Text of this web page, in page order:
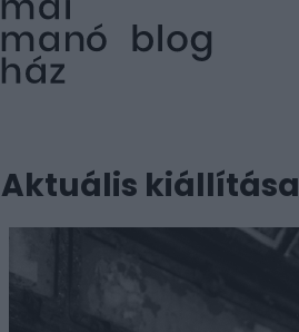
Aktuális